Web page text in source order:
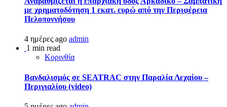
με χρηματοδότηση 1 εκατ. ευρώ από την Περιφέρεια
Πελοποννήσου
4 ημέρες ago admin
1 min read
Κορινθία
Βανδαλισμός σε SEATRAC στην Παραλία Λεχαίου –
Περιγιαλίου (video)